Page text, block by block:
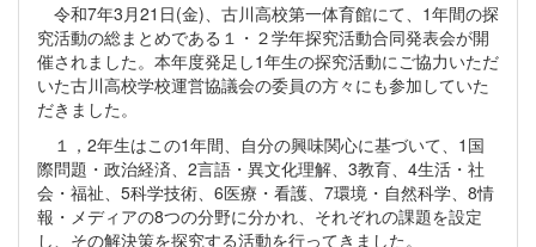
令和7年3月21日(金)、古川高校第一体育館にて、1年間の探
究活動の総まとめである１・２学年探究活動合同発表会が開
催されました。本年度発足し1年生の探究活動にご協力いただ
いた古川高校学校運営協議会の委員の方々にも参加していた
だきました。
１，2年生はこの1年間、自分の興味関心に基づいて、1国
際問題・政治経済、2言語・異文化理解、3教育、4生活・社
会・福祉、5科学技術、6医療・看護、7環境・自然科学、8情
報・メディアの8つの分野に分かれ、それぞれの課題を設定
し、その解決策を探究する活動を行ってきました。